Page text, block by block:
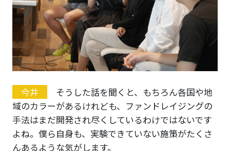
今井
そうした話を聞くと、もちろん各国や地
域のカラーがあるけれども、ファンドレイジングの
手法はまだ開発され尽くしているわけではないです
よね。僕ら自身も、実験できていない施策がたくさ
んあるような気がします。